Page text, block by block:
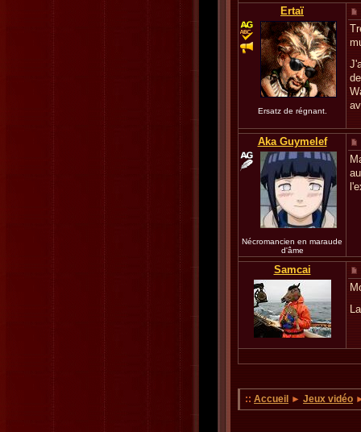
Ertaï
Ersatz de régnant.
Aka Guymelef
Nécromancien en maraude
d'âme
Samcai
:: Accueil ► Jeux vidéo